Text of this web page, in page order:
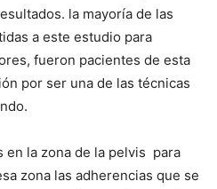
la mayoría de las
a este estudio para
fueron pacientes de esta
por ser una de las técnicas
en la zona de la pelvis para
zona las adherencias que se